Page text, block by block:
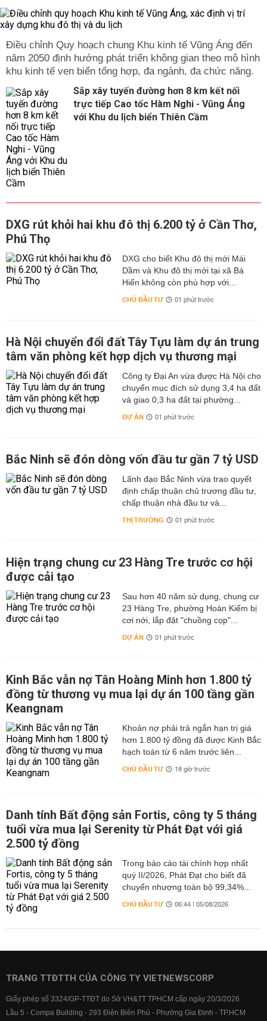
Điều chỉnh Quy hoạch chung Khu kinh tế Vũng Áng đến
năm 2050 định hướng phát triển không gian theo mô hình
khu kinh tế ven biển tổng hợp, đa ngành, đa chức năng.
Sắp xây tuyến đường hơn 8 km kết nối
trực tiếp Cao tốc Hàm Nghi - Vũng Áng
với Khu du lịch biển Thiên Cầm
DXG rút khỏi hai khu đô thị 6.200 tỷ ở Cần Thơ,
Phú Thọ
DXG cho biết Khu đô thị mới Mái
Dầm và Khu đô thị mới tại xã Bá
Hiến không còn phù hợp với...
CHỦ ĐẦU TƯ 01 phút trước
Hà Nội chuyển đổi đất Tây Tựu làm dự án trung
tâm văn phòng kết hợp dịch vụ thương mại
Công ty Đại An vừa được Hà Nội cho
chuyển mục đích sử dụng 3,4 ha đất
và giao 0,3 ha đất tại phường...
DỰ ÁN 01 phút trước
Bắc Ninh sẽ đón dòng vốn đầu tư gần 7 tỷ USD
Lãnh đạo Bắc Ninh vừa trao quyết
định chấp thuận chủ trương đầu tư,
chấp thuận nhà đầu tư và...
THỊ TRƯỜNG 01 phút trước
Hiện trạng chung cư 23 Hàng Tre trước cơ hội
được cải tạo
Sau hơn 40 năm sử dụng, chung cư
23 Hàng Tre, phường Hoàn Kiếm bị
cơi nới, lắp đặt "chuồng cọp"...
DỰ ÁN 01 phút trước
Kinh Bắc vẫn nợ Tân Hoàng Minh hơn 1.800 tỷ
đồng từ thương vụ mua lại dự án 100 tầng gần
Keangnam
hơn 1.800 tỷ đồng đã được Kinh Bắc
hạch toán từ 6 năm trước liên...
CHỦ ĐẦU TƯ 18 giờ trước
Danh tính Bất động sản Fortis, công ty 5 tháng
tuổi vừa mua lại Serenity từ Phát Đạt với giá
2.500 tỷ đồng
Trong báo cáo tài chính hợp nhất
quý II/2026, Phát Đạt cho biết đã
chuyển nhượng toàn bộ 99,34%...
CHỦ ĐẦU TƯ 06:44 | 05/08/2026
TRANG TTĐTTH CỦA CÔNG TY VIETNEWSCORP
Giấy phép số 3324/GP-TTĐT do Sở VH&TT TPHCM cấp ngày 20/3/2026
Lầu 5 - Compa Building - 293 Điện Biên Phủ - Phường Gia Định - TP.HCM